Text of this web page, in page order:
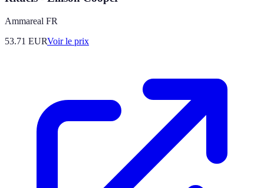
Ammareal FR
53.71 EURVoir le prix